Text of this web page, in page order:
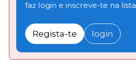
faz login e inscreve-te na lista
Regista-te login